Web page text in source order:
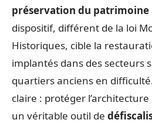
préservation du
dispositif, différent de la loi
Historiques, cible la
implantés dans des secteurs
quartiers anciens en
claire : protéger
un véritable outil de